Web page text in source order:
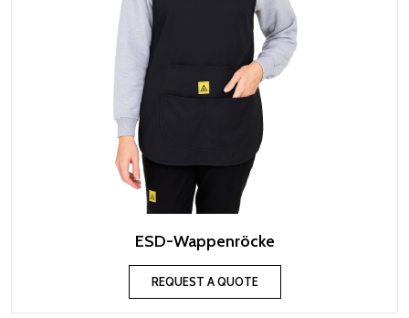
ESD-Wappenröcke
REQUEST A QUOTE